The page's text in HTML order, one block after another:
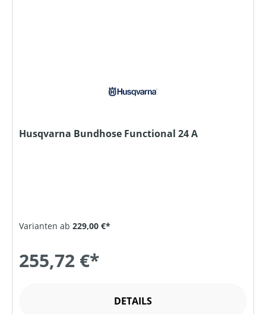
Husqvarna Bundhose Functional 24 A
Varianten ab 229,00 €*
255,72 €*
DETAILS